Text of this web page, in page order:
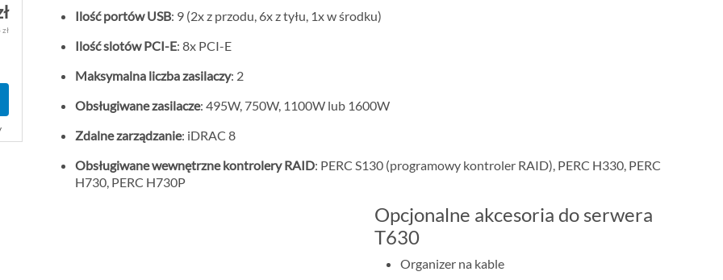
Ilość portów USB: 9 (2x z przodu, 6x z tyłu, 1x w środku)
Ilość slotów PCI-E: 8x PCI-E
Maksymalna liczba zasilaczy: 2
Obsługiwane zasilacze: 495W, 750W, 1100W lub 1600W
Zdalne zarządzanie: iDRAC 8
Obsługiwane wewnętrzne kontrolery RAID: PERC S130 (programowy kontroler RAID), PERC H330, PERC
H730, PERC H730P
Opcjonalne akcesoria do serwera
T630
Organizer na kable